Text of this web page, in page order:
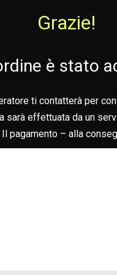
Grazie!
è stato
ti contatterà per
sarà effettuata da un
Il pagamento – alla